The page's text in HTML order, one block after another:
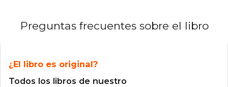
Preguntas frecuentes sobre el libro
¿El libro es original?
Todos los libros de nuestro